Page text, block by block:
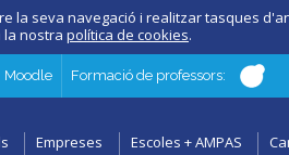
la seva navegació i realitzar tasques
la nostra política de cookies.
Moodle Formació de professors:
Empreses
Escoles + AMPAS